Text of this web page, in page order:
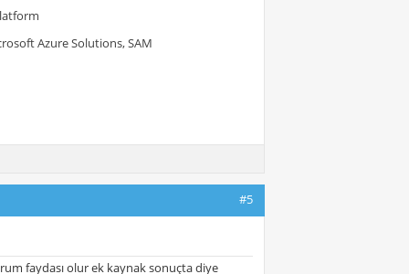
Azure Solutions, SAM
#5
faydası olur ek kaynak sonuçta diye